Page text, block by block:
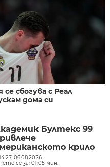
се сбогува с Реал
дома си
Бултекс 99
крило
Мур
06.08.2026
се за: 01:05 мин.